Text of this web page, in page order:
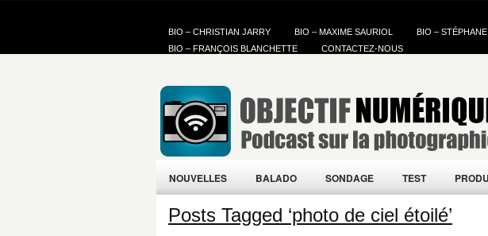
BIO – CHRISTIAN JARRY BIO – MAXIME SAURIOL
BIO –
BIO – FRANÇOIS BLANCHETTE
CONTACTEZ-NOUS
NOUVELLES BALADO SONDAGE TEST
Posts Tagged ‘photo de ciel étoilé’